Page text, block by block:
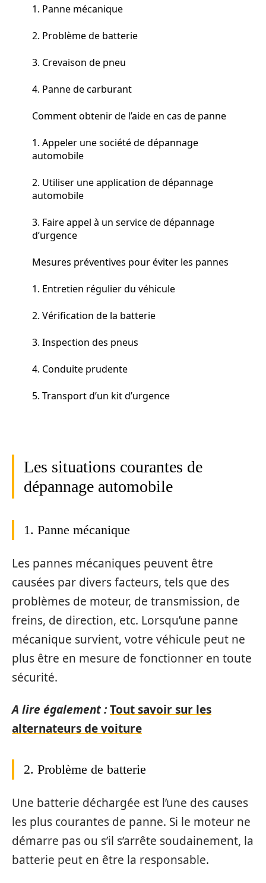
1. Panne mécanique
2. Problème de batterie
3. Crevaison de pneu
4. Panne de carburant
Comment obtenir de l’aide en cas de panne
1. Appeler une société de dépannage
automobile
2. Utiliser une application de dépannage
automobile
3. Faire appel à un service de dépannage
d’urgence
Mesures préventives pour éviter les pannes
1. Entretien régulier du véhicule
2. Vérification de la batterie
3. Inspection des pneus
4. Conduite prudente
5. Transport d’un kit d’urgence
Les situations courantes de
dépannage automobile
1. Panne mécanique
Les pannes mécaniques peuvent être
causées par divers facteurs, tels que des
problèmes de moteur, de transmission, de
freins, de direction, etc. Lorsqu’une panne
mécanique survient, votre véhicule peut ne
plus être en mesure de fonctionner en toute
sécurité.
A lire également :Tout savoir sur les
alternateurs de voiture
2. Problème de batterie
Une batterie déchargée est l’une des causes
les plus courantes de panne. Si le moteur ne
démarre pas ou s’il s’arrête soudainement, la
batterie peut en être la responsable.